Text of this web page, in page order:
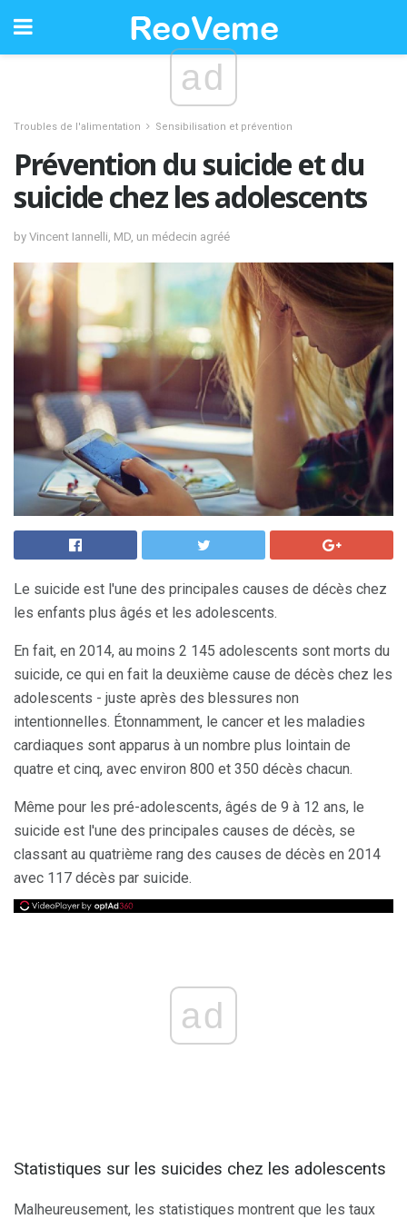
ad
Troubles de l'alimentation Sensibilisation et prévention
Prévention du suicide et du
suicide chez les adolescents
by Vincent Iannelli, MD, un médecin agréé
Le suicide est l'une des principales causes de décès chez
les enfants plus âgés et les adolescents.
En fait, en 2014, au moins 2 145 adolescents sont morts du
suicide, ce qui en fait la deuxième cause de décès chez les
adolescents - juste après des blessures non
intentionnelles. Étonnamment, le cancer et les maladies
cardiaques sont apparus à un nombre plus lointain de
quatre et cinq, avec environ 800 et 350 décès chacun.
Même pour les pré-adolescents, âgés de 9 à 12 ans, le
suicide est l'une des principales causes de décès, se
classant au quatrième rang des causes de décès en 2014
avec 117 décès par suicide.
ad
Statistiques sur les suicides chez les adolescents
Malheureusement, les statistiques montrent que les taux